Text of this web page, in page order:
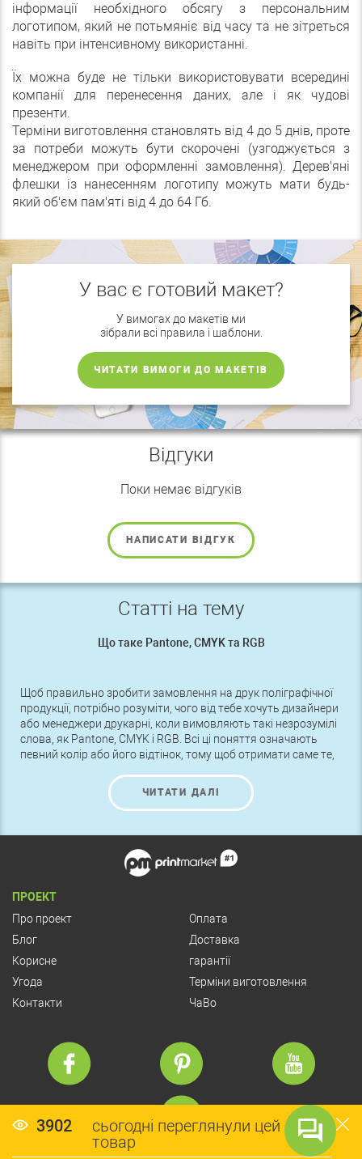
інформації необхідного обсягу з персональним
логотипом, який не потьмяніє від часу та не зітреться
навіть при інтенсивному використанні.
Їх можна буде не тільки використовувати всередині
компанії для перенесення даних, але і як чудові
презенти.
Терміни виготовлення становлять від 4 до 5 днів, проте
за потреби можуть бути скорочені (узгоджується з
менеджером при оформленні замовлення). Дерев'яні
флешки із нанесенням логотипу можуть мати будь-
який об'єм пам'яті від 4 до 64 Гб.
У вас є готовий макет?
У вимогах до макетів ми
зібрали всі правила і шаблони.
ЧИТАТИ ВИМОГИ ДО МАКЕТІВ
Відгуки
Поки немає відгуків
НАПИСАТИ ВІДГУК
Статті на тему
Що таке Pantone, CMYK та RGB
Щоб правильно зробити замовлення на друк поліграфічної
продукції, потрібно розуміти, чого від тебе хочуть дизайнери
або менеджери друкарні, коли вимовляють такі незрозумілі
слова, як Pantone, CMYK і RGB. Всі ці поняття означають
певний колір або його відтінок, тому щоб отримати саме те,
ЧИТАТИ ДАЛІ
3902
сьогодні переглянули цей
товар
ПРОЕКТ
Про проект
Блог
Корисне
Угода
Контакти
Оплата
Доставка
гарантії
Терміни виготовлення
ЧаВо